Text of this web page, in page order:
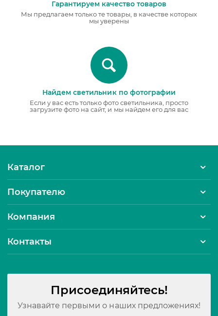
Гарантируем качество товаров
Мы предлагаем только те товары, в качестве которых
мы уверены
Найдем светильник по фотографии
Если у вас есть только фото светильника, просто
загрузите фото на сайт, и мы найдем его для вас
Каталог
Покупателю
Компания
Контакты
Присоединяйтесь!
Узнавайте первыми о наших предложениях!